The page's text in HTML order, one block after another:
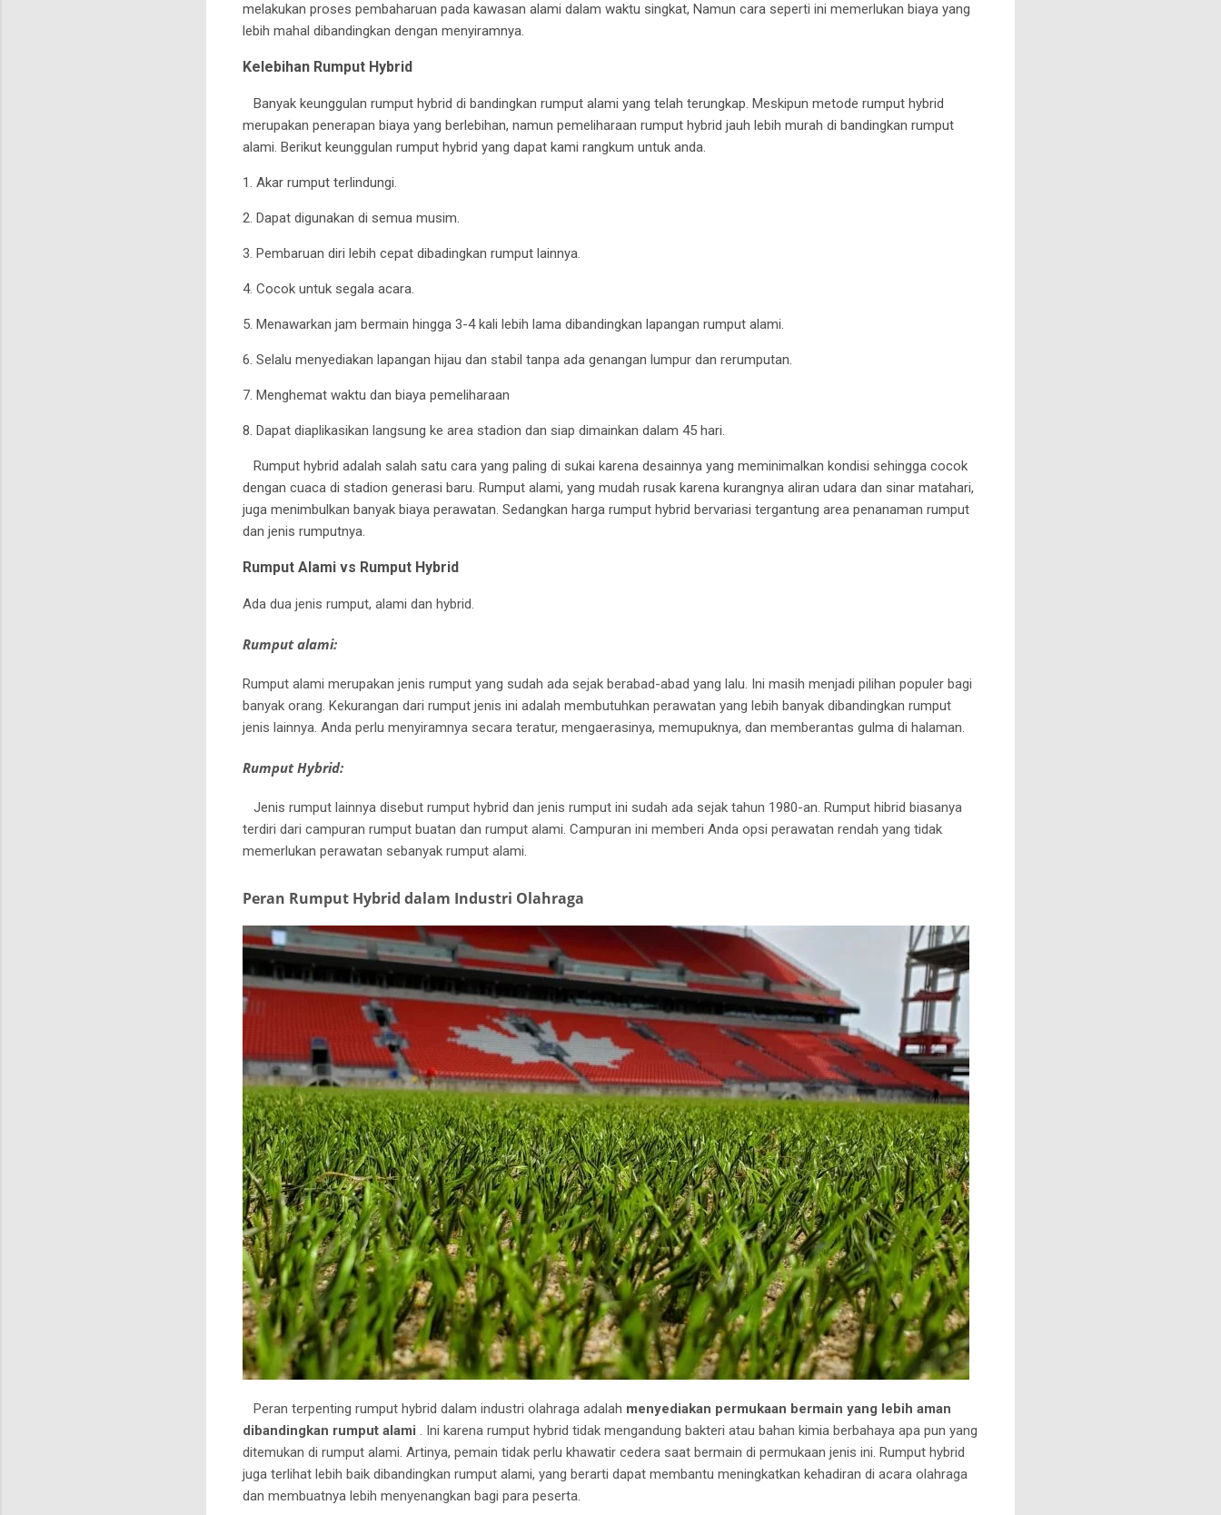
melakukan proses pembaharuan pada kawasan alami dalam waktu singkat, Namun cara seperti ini memerlukan biaya yang
lebih mahal dibandingkan dengan menyiramnya.
Kelebihan Rumput Hybrid
Banyak keunggulan rumput hybrid di bandingkan rumput alami yang telah terungkap. Meskipun metode rumput hybrid
merupakan penerapan biaya yang berlebihan, namun pemeliharaan rumput hybrid jauh lebih murah di bandingkan rumput
alami. Berikut keunggulan rumput hybrid yang dapat kami rangkum untuk anda.
1. Akar rumput terlindungi.
2. Dapat digunakan di semua musim.
3. Pembaruan diri lebih cepat dibadingkan rumput lainnya.
4. Cocok untuk segala acara.
5. Menawarkan jam bermain hingga 3-4 kali lebih lama dibandingkan lapangan rumput alami.
6. Selalu menyediakan lapangan hijau dan stabil tanpa ada genangan lumpur dan rerumputan.
7. Menghemat waktu dan biaya pemeliharaan
8. Dapat diaplikasikan langsung ke area stadion dan siap dimainkan dalam 45 hari.
Rumput hybrid adalah salah satu cara yang paling di sukai karena desainnya yang meminimalkan kondisi sehingga cocok
dengan cuaca di stadion generasi baru. Rumput alami, yang mudah rusak karena kurangnya aliran udara dan sinar matahari,
juga menimbulkan banyak biaya perawatan. Sedangkan harga rumput hybrid bervariasi tergantung area penanaman rumput
dan jenis rumputnya.
Rumput Alami vs Rumput Hybrid
Ada dua jenis rumput, alami dan hybrid.
Rumput alami:
Rumput alami merupakan jenis rumput yang sudah ada sejak berabad-abad yang lalu. Ini masih menjadi pilihan populer bagi
banyak orang. Kekurangan dari rumput jenis ini adalah membutuhkan perawatan yang lebih banyak dibandingkan rumput
jenis lainnya. Anda perlu menyiramnya secara teratur, mengaerasinya, memupuknya, dan memberantas gulma di halaman.
Rumput Hybrid:
Jenis rumput lainnya disebut rumput hybrid dan jenis rumput ini sudah ada sejak tahun 1980-an. Rumput hibrid biasanya
terdiri dari campuran rumput buatan dan rumput alami. Campuran ini memberi Anda opsi perawatan rendah yang tidak
memerlukan perawatan sebanyak rumput alami.
Peran Rumput Hybrid dalam Industri Olahraga
Peran terpenting rumput hybrid dalam industri olahraga adalah menyediakan permukaan bermain yang lebih aman
dibandingkan rumput alami . Ini karena rumput hybrid tidak mengandung bakteri atau bahan kimia berbahaya apa pun yang
ditemukan di rumput alami. Artinya, pemain tidak perlu khawatir cedera saat bermain di permukaan jenis ini. Rumput hybrid
juga terlihat lebih baik dibandingkan rumput alami, yang berarti dapat membantu meningkatkan kehadiran di acara olahraga
dan membuatnya lebih menyenangkan bagi para peserta.